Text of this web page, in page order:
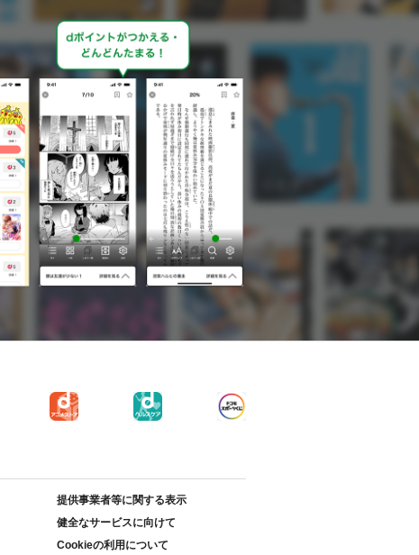
提供事業者等に関する表示
健全なサービスに向けて
Cookieの利用について